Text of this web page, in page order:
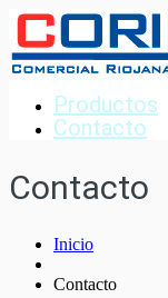
Productos
Contacto
Contacto
Inicio
Contacto